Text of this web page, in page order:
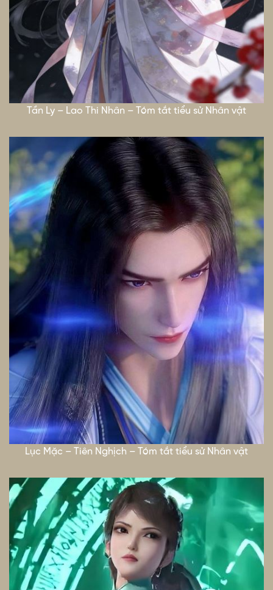
Tần Ly – Lao Thi Nhân – Tóm tắt tiểu sử Nhân vật
Lục Mặc – Tiên Nghịch – Tóm tắt tiểu sử Nhân vật